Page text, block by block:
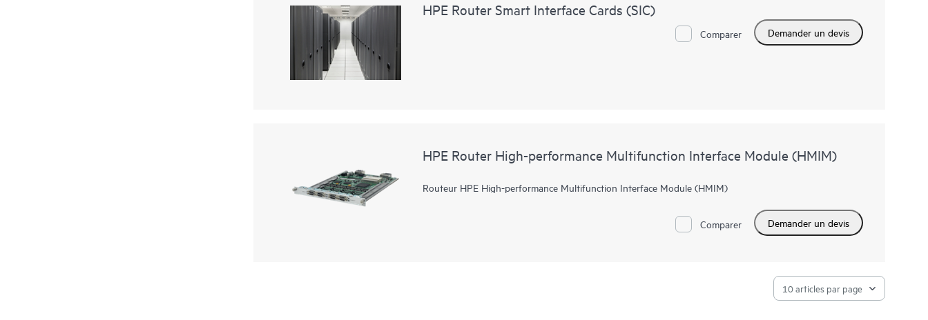
HPE Router Smart Interface Cards (SIC)
Comparer Demander un devis
HPE Router High-performance Multifunction Interface Module (HMIM)
Routeur HPE High-performance Multifunction Interface Module (HMIM)
Comparer Demander un devis